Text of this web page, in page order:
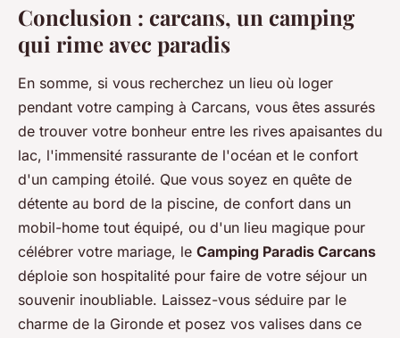
Conclusion : carcans, un camping
qui rime avec paradis
En somme, si vous recherchez un lieu où loger
pendant votre camping à Carcans, vous êtes assurés
de trouver votre bonheur entre les rives apaisantes du
lac, l'immensité rassurante de l'océan et le confort
d'un camping étoilé. Que vous soyez en quête de
détente au bord de la piscine, de confort dans un
mobil-home tout équipé, ou d'un lieu magique pour
célébrer votre mariage, le Camping Paradis Carcans
déploie son hospitalité pour faire de votre séjour un
souvenir inoubliable. Laissez-vous séduire par le
charme de la Gironde et posez vos valises dans ce